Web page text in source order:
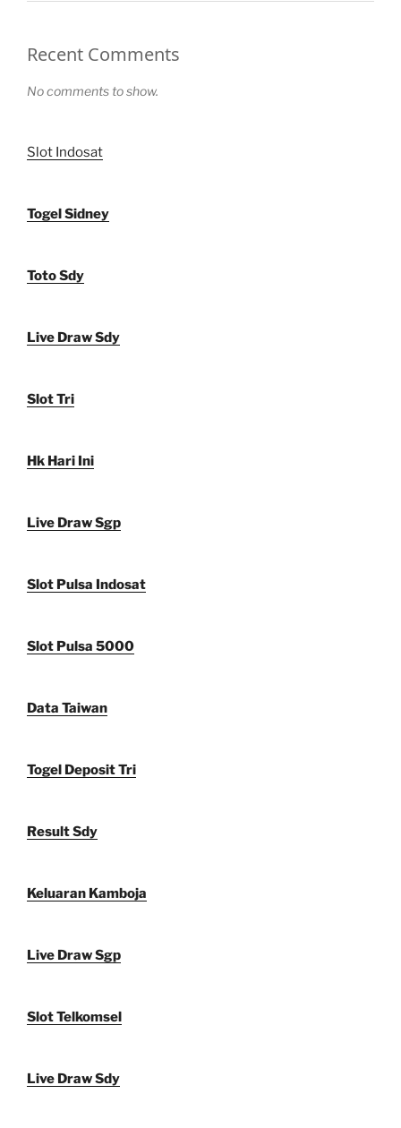
Recent Comments
No comments to show.
Slot Indosat
Togel Sidney
Toto Sdy
Live Draw Sdy
Slot Tri
Hk Hari Ini
Live Draw Sgp
Slot Pulsa Indosat
Slot Pulsa 5000
Data Taiwan
Togel Deposit Tri
Result Sdy
Keluaran Kamboja
Live Draw Sgp
Slot Telkomsel
Live Draw Sdy